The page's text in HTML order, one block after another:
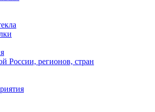
России, регионов, стран